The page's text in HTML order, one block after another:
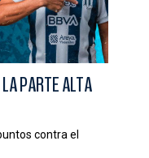
PARTE ALTA
contra el